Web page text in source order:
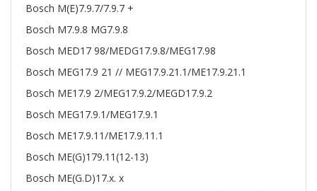
Bosch M(E)7.9.7/7.9.7 +
Bosch M7.9.8 MG7.9.8
Bosch MED17 98/MEDG17.9.8/MEG17.98
Bosch MEG17.9 21 // MEG17.9.21.1/ME17.9.21.1
Bosch ME17.9 2/MEG17.9.2/MEGD17.9.2
Bosch MEG17.9.1/MEG17.9.1
Bosch ME17.9.11/ME17.9.11.1
Bosch ME(G)179.11(12-13)
Bosch ME(G.D)17.x. x